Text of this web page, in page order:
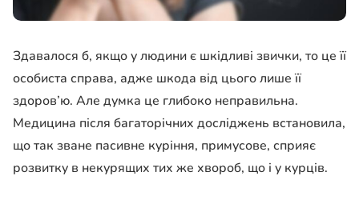
Здавалося б, якщо у людини є шкідливі звички, то це її
особиста справа, адже шкода від цього лише її
здоров’ю. Але думка це глибоко неправильна.
Медицина після багаторічних досліджень встановила,
що так зване пасивне куріння, примусове, сприяє
розвитку в некурящих тих же хвороб, що і у курців.